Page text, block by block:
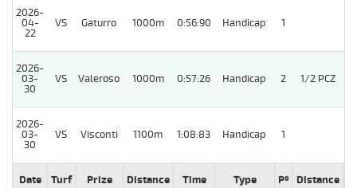
2026-
04-
22
VS Gaturro 1000m 0:56:90 Handicap 1
2026-
03-
30
VS Valeroso 1000m 0:57:26 Handicap 2 1/2 PCZ
2026-
03-
30
VS Visconti 1100m 1:08:83 Handicap 1
Date Turf Prize Distance Time Type Pº Distance